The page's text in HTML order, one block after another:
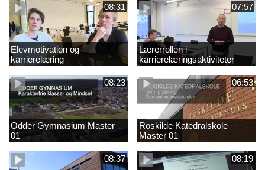
08:31
Elevmotivation og
karrierelæring
07:57
Lærerrollen i
karrierelæringsaktiviteter
08:23
Odder Gymnasium Master
01
06:53
Roskilde Katedralskole
Master 01
08:37 08:19